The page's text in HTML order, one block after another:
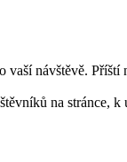
návštěvě. Příští
na stránce, k